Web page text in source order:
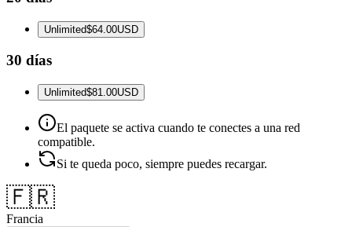
Unlimited$64.00USD
30 días
Unlimited$81.00USD
El paquete se activa cuando te conectes a una red
compatible.
Si te queda poco, siempre puedes recargar.
🇫🇷
Francia